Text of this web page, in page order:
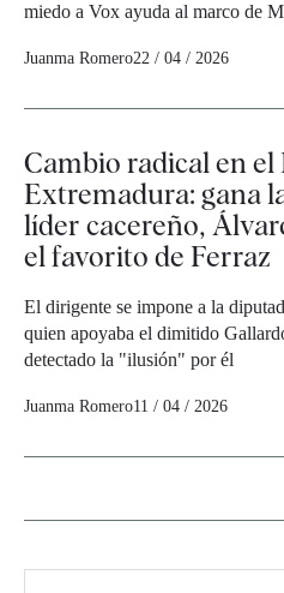
miedo a Vox ayuda al marco de
Juanma Romero22 / 04 / 2026
Cambio radical en el
Extremadura: gana
líder cacereño,
el favorito de Ferraz
El dirigente se impone a la
quien apoyaba el dimitido
detectado la "ilusión" por él
Juanma Romero11 / 04 / 2026